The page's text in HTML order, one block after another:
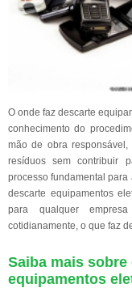
O onde faz descarte
conhecimento do
mão de obra
resíduos sem contribuir
processo fundamental para
descarte equipamentos
para qualquer
cotidianamente, o que faz
Saiba mais
equipamentos